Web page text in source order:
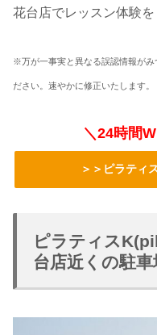
花台店でレッスン体験
※万が一事実と異なる誤認情報がみ
ださい。速やかに修正いたします。
＼24時間
＞＞ピラティ
ピラティス
台店近くの駐車